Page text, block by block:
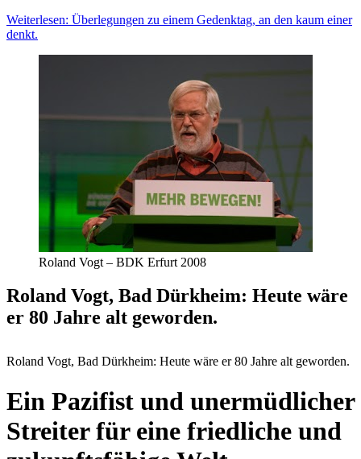
Weiterlesen: Überlegungen zu einem Gedenktag, an den kaum einer
denkt.
Roland Vogt – BDK Erfurt 2008
Roland Vogt, Bad Dürkheim: Heute wäre
er 80 Jahre alt geworden.
Roland Vogt, Bad Dürkheim: Heute wäre er 80 Jahre alt geworden.
Ein Pazifist und unermüdlicher
Streiter für eine friedliche und